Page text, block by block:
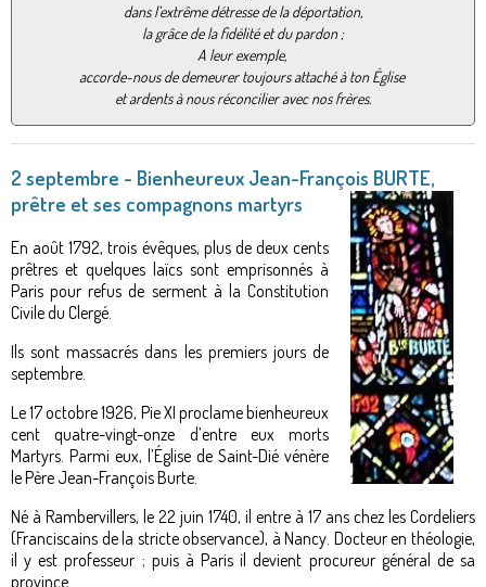
dans l’extrême détresse de la déportation,
la grâce de la fidélité et du pardon ;
A leur exemple,
accorde-nous de demeurer toujours attaché à ton Église
et ardents à nous réconcilier avec nos frères.
2 septembre - Bienheureux Jean-François BURTE,
prêtre et ses compagnons martyrs
En août 1792, trois évêques, plus de deux cents
prêtres et quelques laïcs sont emprisonnés à
Paris pour refus de serment à la Constitution
Civile du Clergé.
Ils sont massacrés dans les premiers jours de
septembre.
Le 17 octobre 1926, Pie XI proclame bienheureux
cent quatre-vingt-onze d’entre eux morts
Martyrs. Parmi eux, l’Église de Saint-Dié vénère
le Père Jean-François Burte.
Né à Rambervillers, le 22 juin 1740, il entre à 17 ans chez les Cordeliers
(Franciscains de la stricte observance), à Nancy. Docteur en théologie,
il y est professeur ; puis à Paris il devient procureur général de sa
province.